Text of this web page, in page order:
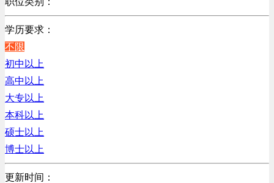
北京
广东
江苏
陕西
浙江
辽宁
上海
不限
机械制造/仪器仪表类
计算机硬件类
销售管理类
计算机软件类
贸易/物流/仓储/采购类
客服及凯发娱乐网址的技术支持类
高级管理类
电子/电器/半导体类
电力电气/能源/自动化
学历要求：
不限
初中以上
高中以上
大专以上
本科以上
硕士以上
博士以上
更新时间：